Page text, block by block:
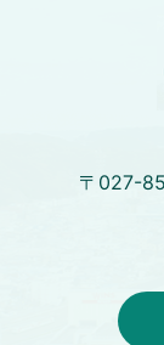
〒027-